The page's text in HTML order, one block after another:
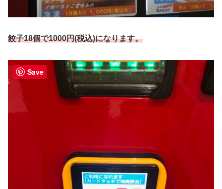
餃子18個で1000円(税込)になります。
Save